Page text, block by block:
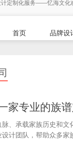
定制化服务——忆海文化
首页 品牌设
家专业的族
、承载家族历史和
计团队，帮助众多